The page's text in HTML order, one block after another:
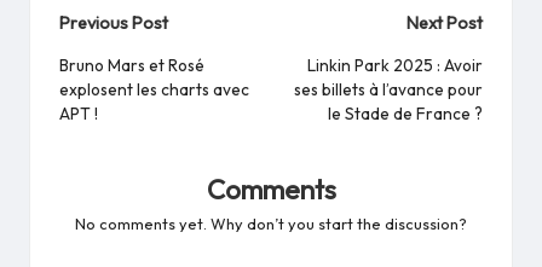
Post
navigation
Previous Post
Bruno Mars et Rosé
explosent les charts avec
APT !
Next Post
Linkin Park 2025 : Avoir
ses billets à l’avance pour
le Stade de France ?
Comments
No comments yet. Why don’t you start the discussion?